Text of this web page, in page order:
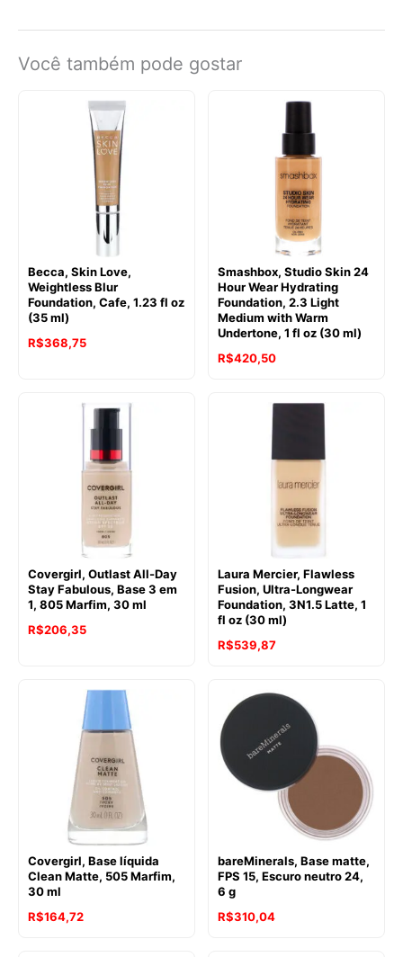
Você também pode gostar
Becca, Skin Love,
Weightless Blur
Foundation, Cafe, 1.23 fl oz
(35 ml)
R$368,75
Smashbox, Studio Skin 24
Hour Wear Hydrating
Foundation, 2.3 Light
Medium with Warm
Undertone, 1 fl oz (30 ml)
R$420,50
Covergirl, Outlast All-Day
Stay Fabulous, Base 3 em
1, 805 Marfim, 30 ml
R$206,35
Laura Mercier, Flawless
Fusion, Ultra-Longwear
Foundation, 3N1.5 Latte, 1
fl oz (30 ml)
R$539,87
Covergirl, Base líquida
Clean Matte, 505 Marfim,
30 ml
R$164,72
bareMinerals, Base matte,
FPS 15, Escuro neutro 24,
6 g
R$310,04